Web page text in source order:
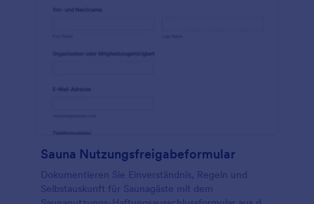
Sauna Nutzungsfreigabeformular
Dokumentieren Sie Einverständnis, Regeln und
Selbstauskunft für Saunagäste mit dem